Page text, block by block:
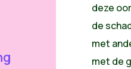
deze
de
met
met de